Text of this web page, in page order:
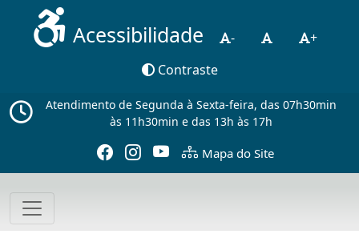
Acessibilidade -
+
Contraste
Atendimento de Segunda à Sexta-feira, das 07h30min
às 11h30min e das 13h às 17h
Mapa do Site